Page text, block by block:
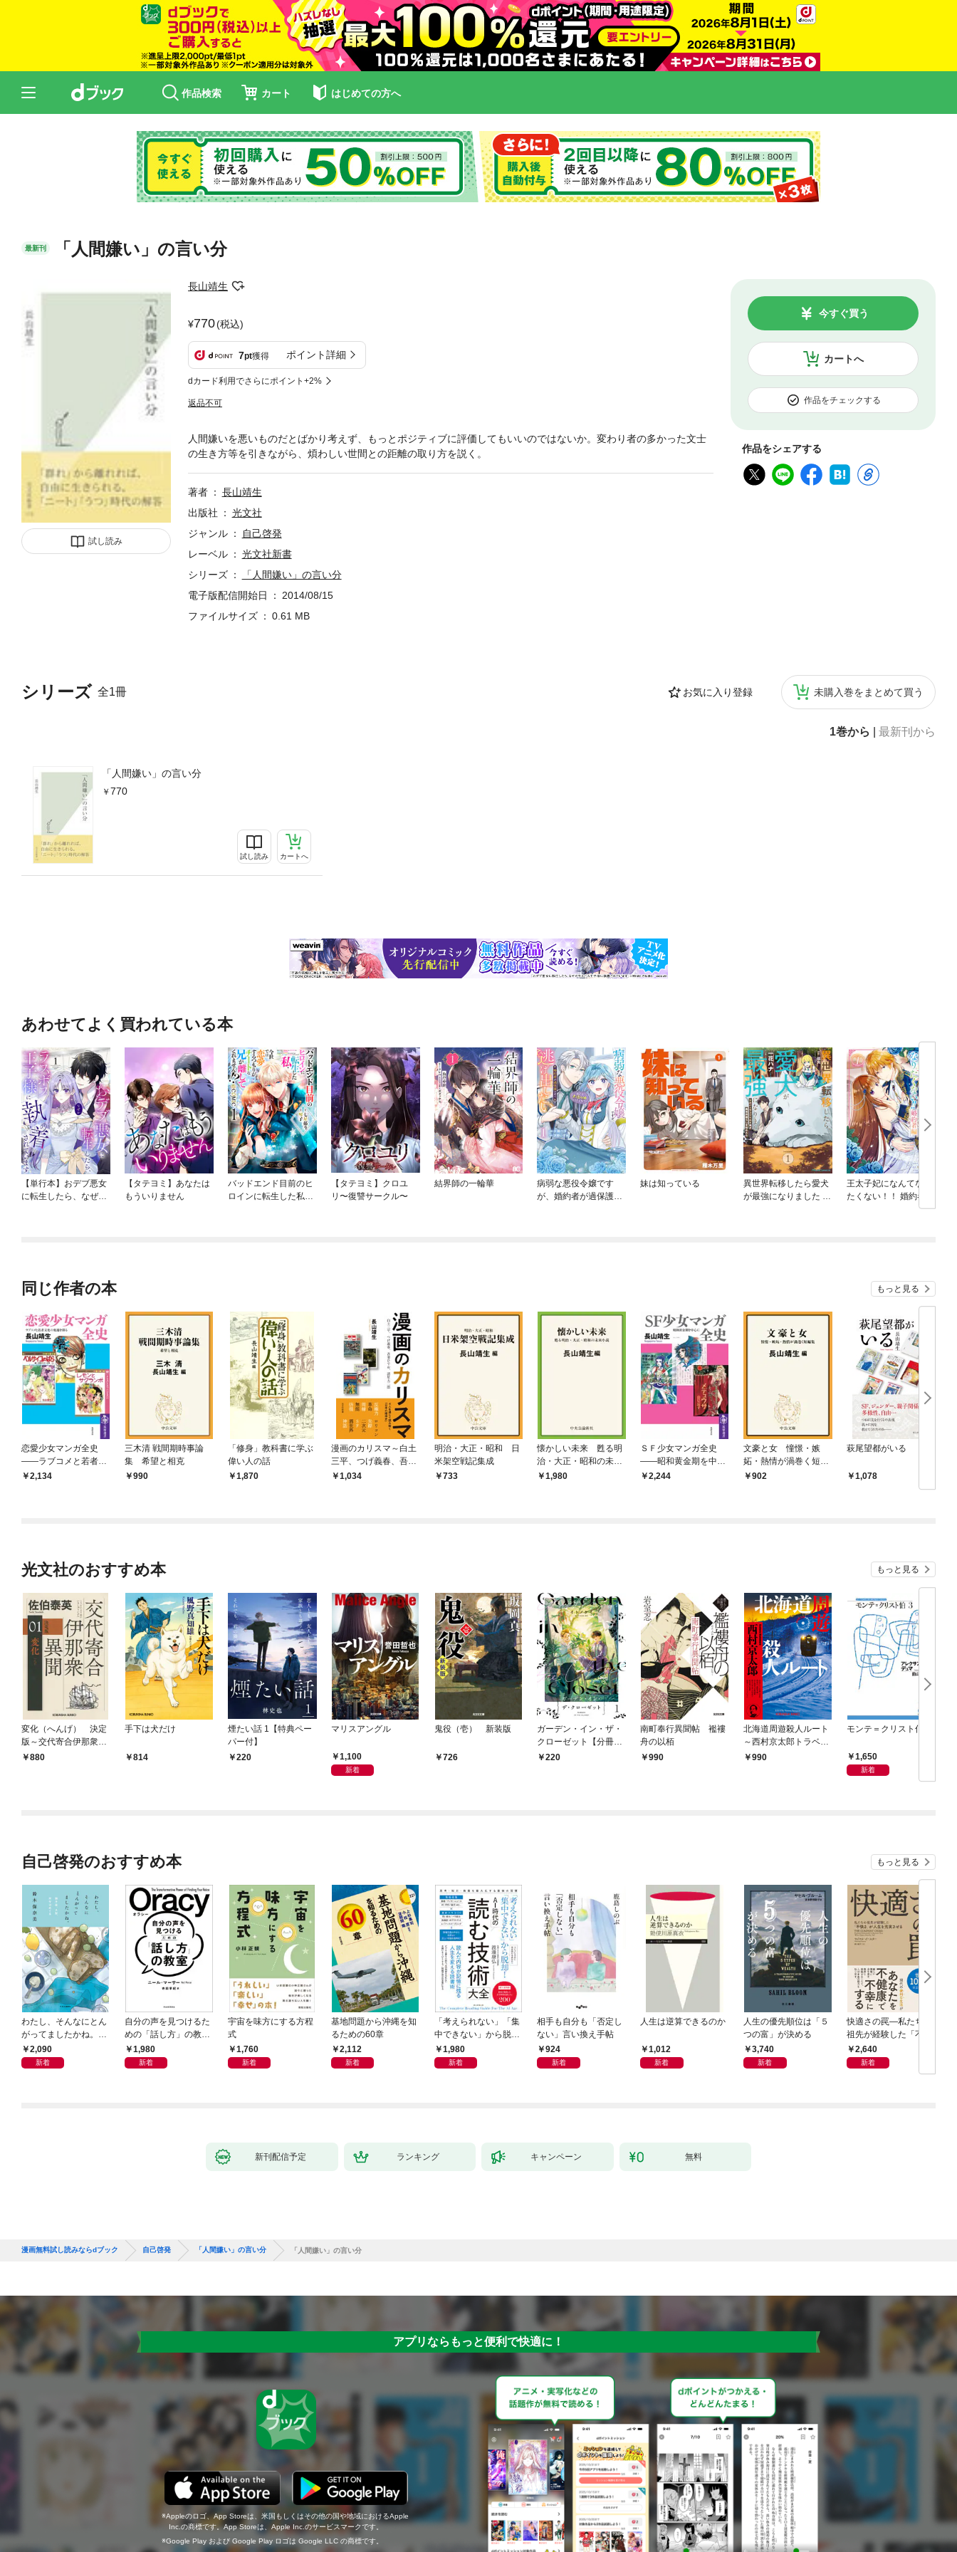
作品検索 カート はじめての方へ
最新刊 「人間嫌い」の言い分
試し読み
長山靖生
770(税込)
7pt獲得 ポイント詳細
dカード利用でさらにポイント+2%
返品不可
カートへ
今すぐ買う
作品をチェックする
作品をシェアする
シリーズ 全1冊 お気に入り登録 未購入巻をまとめて買う
1巻から 最新刊から
「人間嫌い」の言い分
770
試し読み カートへ
人間嫌いを悪いものだとばかり考えず、もっとポジティブに評価してもいいのではないか。変わり者の多かった文士
の生き方等を引きながら、煩わしい世間との距離の取り方を説く。
著者
長山靖生
出版社
光文社
ジャンル
自己啓発
レーベル
光文社新書
シリーズ
「人間嫌い」の言い分
電子版配信開始日
2014/08/15
ファイルサイズ
0.61 MB
あわせてよく買われている本
【単行本】おデブ悪女
に転生したら、なぜか
【タテヨミ】あなたは
もういりません
バッドエンド目前のヒ
ロインに転生した私、
【タテヨミ】クロユ
リ〜復讐サークル〜
結界師の一輪華
病弱な悪役令嬢です
が、婚約者が過保護す
妹は知っている
異世界転移したら愛犬
が最強になりました ～
王太子妃になんてなり
たくない！！ 婚約者編
同じ作者の本 もっと見る
恋愛少女マンガ全史
――ラブコメと若者文
化の変遷を探る
2,134
三木清 戦間期時事論
集 希望と相克
990
「修身」教科書に学ぶ
偉い人の話
1,870
漫画のカリスマ～白土
三平、つげ義春、吾妻
ひでお、諸星大二郎～
1,034
明治・大正・昭和 日
米架空戦記集成
733
懐かしい未来 甦る明
治・大正・昭和の未来
小説1,980
ＳＦ少女マンガ全史
――昭和黄金期を中心
に2,244
文豪と女 憧憬・嫉
妬・熱情が渦巻く短編
集902
萩尾望都がいる
1,078
光文社のおすすめ本 もっと見る
変化（へんげ） 決定
版～交代寄合伊那衆異
聞（1）～
880
手下は犬だけ
814
煙たい話 1【特典ペー
パー付】
220
マリスアングル
1,100
新着
鬼役（壱） 新装版
726
ガーデン・イン・ザ・
クローゼット【分冊
版】1
220
南町奉行異聞帖 襤褸
舟の以栢
990
北海道周遊殺人ルート
～西村京太郎トラベル
ミステリー・セレクシ
990
モンテ＝クリスト伯3
1,650
新着
自己啓発のおすすめ本 もっと見る
わたし、そんなにとん
がってましたかね。
獅子座、Ａ型、丙午は
めぐる
2,090
新着
自分の声を見つけるた
めの「話し方」の教
室 Ｏｒａｃｙ（オラ
シー）
1,980
新着
宇宙を味方にする方程
式
1,760
新着
基地問題から沖縄を知
るための60章
2,112
新着
「考えられない」「集
中できない」から脱
却！ AI時代の読む技
術大全
1,980
新着
相手も自分も「否定し
ない」言い換え手帖
924
新着
人生は逆算できるのか
1,012
新着
人生の優先順位は「５
つの富」が決める
3,740
新着
快適さの罠―私たちの
祖先が経験した「不快
さ」が人生を充実させ
る
2,640
新着
新刊配信予定 ランキング キャンペーン 無料
漫画無料試し読みならdブック 自己啓発 「人間嫌い」の言い分 「人間嫌い」の言い分
アプリならもっと便利で快適に！
Appleのロゴ、App Storeは、米国もしくはその他の国や地域におけるApple
Inc.の商標です。App Storeは、Apple Inc.のサービスマークです。
Google Play および Google Play ロゴは Google LLC の商標です。